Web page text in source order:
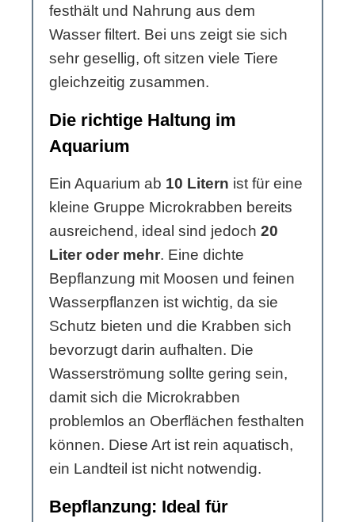
festhält und Nahrung aus dem
Wasser filtert. Bei uns zeigt sie sich
sehr gesellig, oft sitzen viele Tiere
gleichzeitig zusammen.
Die richtige Haltung im
Aquarium
Ein Aquarium ab 10 Litern ist für eine
kleine Gruppe Microkrabben bereits
ausreichend, ideal sind jedoch 20
Liter oder mehr. Eine dichte
Bepflanzung mit Moosen und feinen
Wasserpflanzen ist wichtig, da sie
Schutz bieten und die Krabben sich
bevorzugt darin aufhalten. Die
Wasserströmung sollte gering sein,
damit sich die Microkrabben
problemlos an Oberflächen festhalten
können. Diese Art ist rein aquatisch,
ein Landteil ist nicht notwendig.
Bepflanzung: Ideal für